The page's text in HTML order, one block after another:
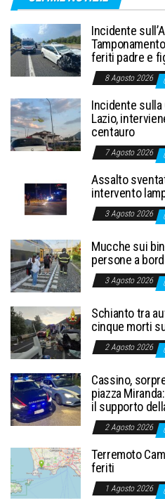
Incidente
feriti padre e
8 Agosto 2026
Incidente sulla
Lazio,
centauro
7 Agosto 2026
Assalto
intervento
3 Agosto 2026
Mucche sui
persone a
3 Agosto 2026
Schianto tra
cinque morti
2 Agosto 2026
Cassino,
piazza
il supporto
2 Agosto 2026
Terremoto
feriti
1 Agosto 2026